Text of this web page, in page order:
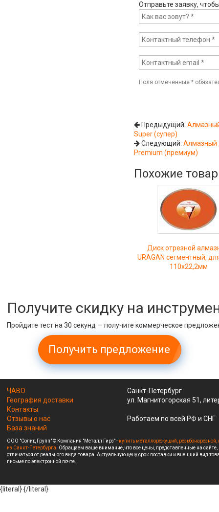
Отправьте заявку,
Поля отмеченные*
Предыдущий:
Super (супер)
Следующий:Алмазный
Premium (премиум)
Похожие
Диск отрезной
URAGAN сегментный,
110х22,2мм
Получите скидку на
Пройдите тест на 30 секунд — получите коммерческое
Получить предложение
ЧАВО
География доставки
Контакты
Отзывы о нас
База знаний
Санкт-Петербург
ул. Магнитогорская 51,
Работаем по всей РФ и СНГ
ООО "Солид Групп" © Компания "Металл Гирз" - купить металлорежущий,
из Санкт-Петербурга. Обращаем ваше внимание, что все цены, представленные на
отличаться от реального вида товара. Актуальную цену,срок поставки и внешний вид
письме по электронной почте.
{literal}{/literal}